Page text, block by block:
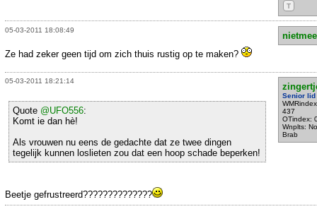
T
05-03-2011 18:08:49
Ze had zeker geen tijd om zich thuis rustig op te maken?
05-03-2011 18:21:14
Senior lid
437
OTindex:
Wnplts:
Brab
Quote @UFO556:
Komt ie dan hè!
Als vrouwen nu eens de gedachte dat ze twee dingen
tegelijk kunnen loslieten zou dat een hoop schade beperken!
Beetje gefrustreerd??????????????